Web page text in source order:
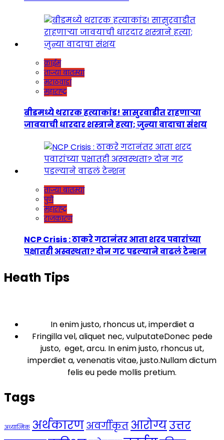
क्राईम
ताज्या बातम्या
मराठवाडा
महाराष्ट्र
बीडमध्ये थरारक हत्याकांड! सासुरवाडीत राहणाऱ्या
जावयाची धारदार शस्त्राने हत्या; जुन्या वादाचा संशय
ताज्या बातम्या
पुणे
महाराष्ट्र
राजकारण
NCP Crisis : ठाकरे गटानंतर आता शरद पवारांच्या
पक्षातही अस्वस्थता? दोन गट पडल्याने वाढलं टेन्शन
Heath Tips
In enim justo, rhoncus ut, imperdiet a
Fringilla vel, aliquet nec, vulputateDonec pede
justo, eget, arcu. In enim justo, rhoncus ut,
imperdiet a, venenatis vitae, justo.Nullam dictum
felis eu pede mollis pretium.
Tags
अध्यात्मिक अर्थकारणअवर्गीकृत आरोग्यउत्तर